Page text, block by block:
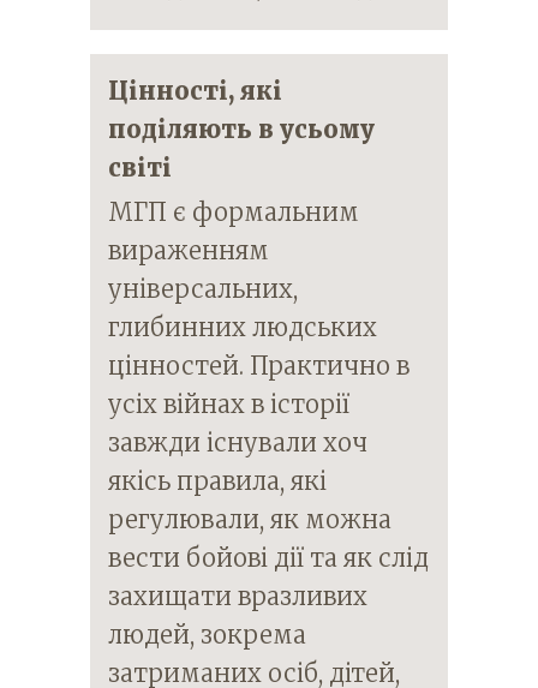
Цінності, які
поділяють в усьому
світі
МГП є формальним
вираженням
універсальних,
глибинних людських
цінностей. Практично в
усіх війнах в історії
завжди існували хоч
якісь правила, які
регулювали, як можна
вести бойові дії та як слід
захищати вразливих
людей, зокрема
затриманих осіб, дітей,